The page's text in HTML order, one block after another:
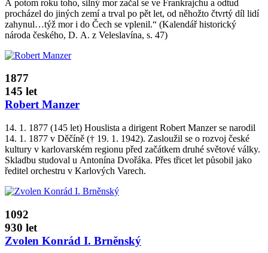
A potom roku toho, silný mor začal se ve Frankrajchu a odtud
procházel do jiných zemí a trval po pět let, od něhožto čtvrtý díl lidí
zahynul…týž mor i do Čech se vplenil.“ (Kalendář historický
národa českého, D. A. z Veleslavína, s. 47)
1877
145 let
Robert Manzer
14. 1. 1877 (145 let) Houslista a dirigent Robert Manzer se narodil
14. 1. 1877 v Děčíně († 19. 1. 1942). Zasloužil se o rozvoj české
kultury v karlovarském regionu před začátkem druhé světové války.
Skladbu studoval u Antonína Dvořáka. Přes třicet let působil jako
ředitel orchestru v Karlových Varech.
1092
930 let
Zvolen Konrád I. Brněnský